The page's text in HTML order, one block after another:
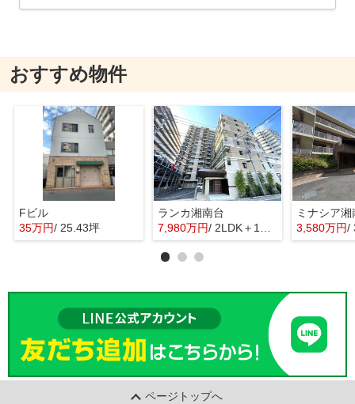
おすすめ物件
Fビル
35万円/ 25.43坪
ランカ湘南台
7,980万円/ 2LDK＋1S(納戸) 3,580万円/
ページトップへ